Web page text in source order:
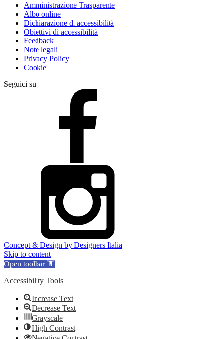
Amministrazione Trasparente
Albo online
Dichiarazione di accessibilità
Obiettivi di accessibilità
Feedback
Note legali
Privacy Policy
Cookie
Seguici su:
Concept & Design by Designers Italia
Skip to content
Open toolbar
Accessibility Tools
Increase Text
Decrease Text
Grayscale
High Contrast